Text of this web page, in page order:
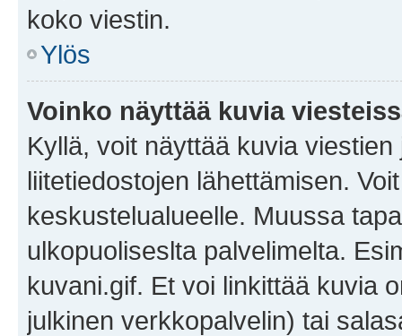
koko viestin.
Ylös
Voinko näyttää kuvia
Kyllä, voit näyttää kuvia
liitetiedostojen lähettämisen.
keskustelualueelle. Muussa
ulkopuoliseslta palvelimelta.
kuvani.gif. Et voi linkittää kuvia
julkinen verkkopalvelin) tai